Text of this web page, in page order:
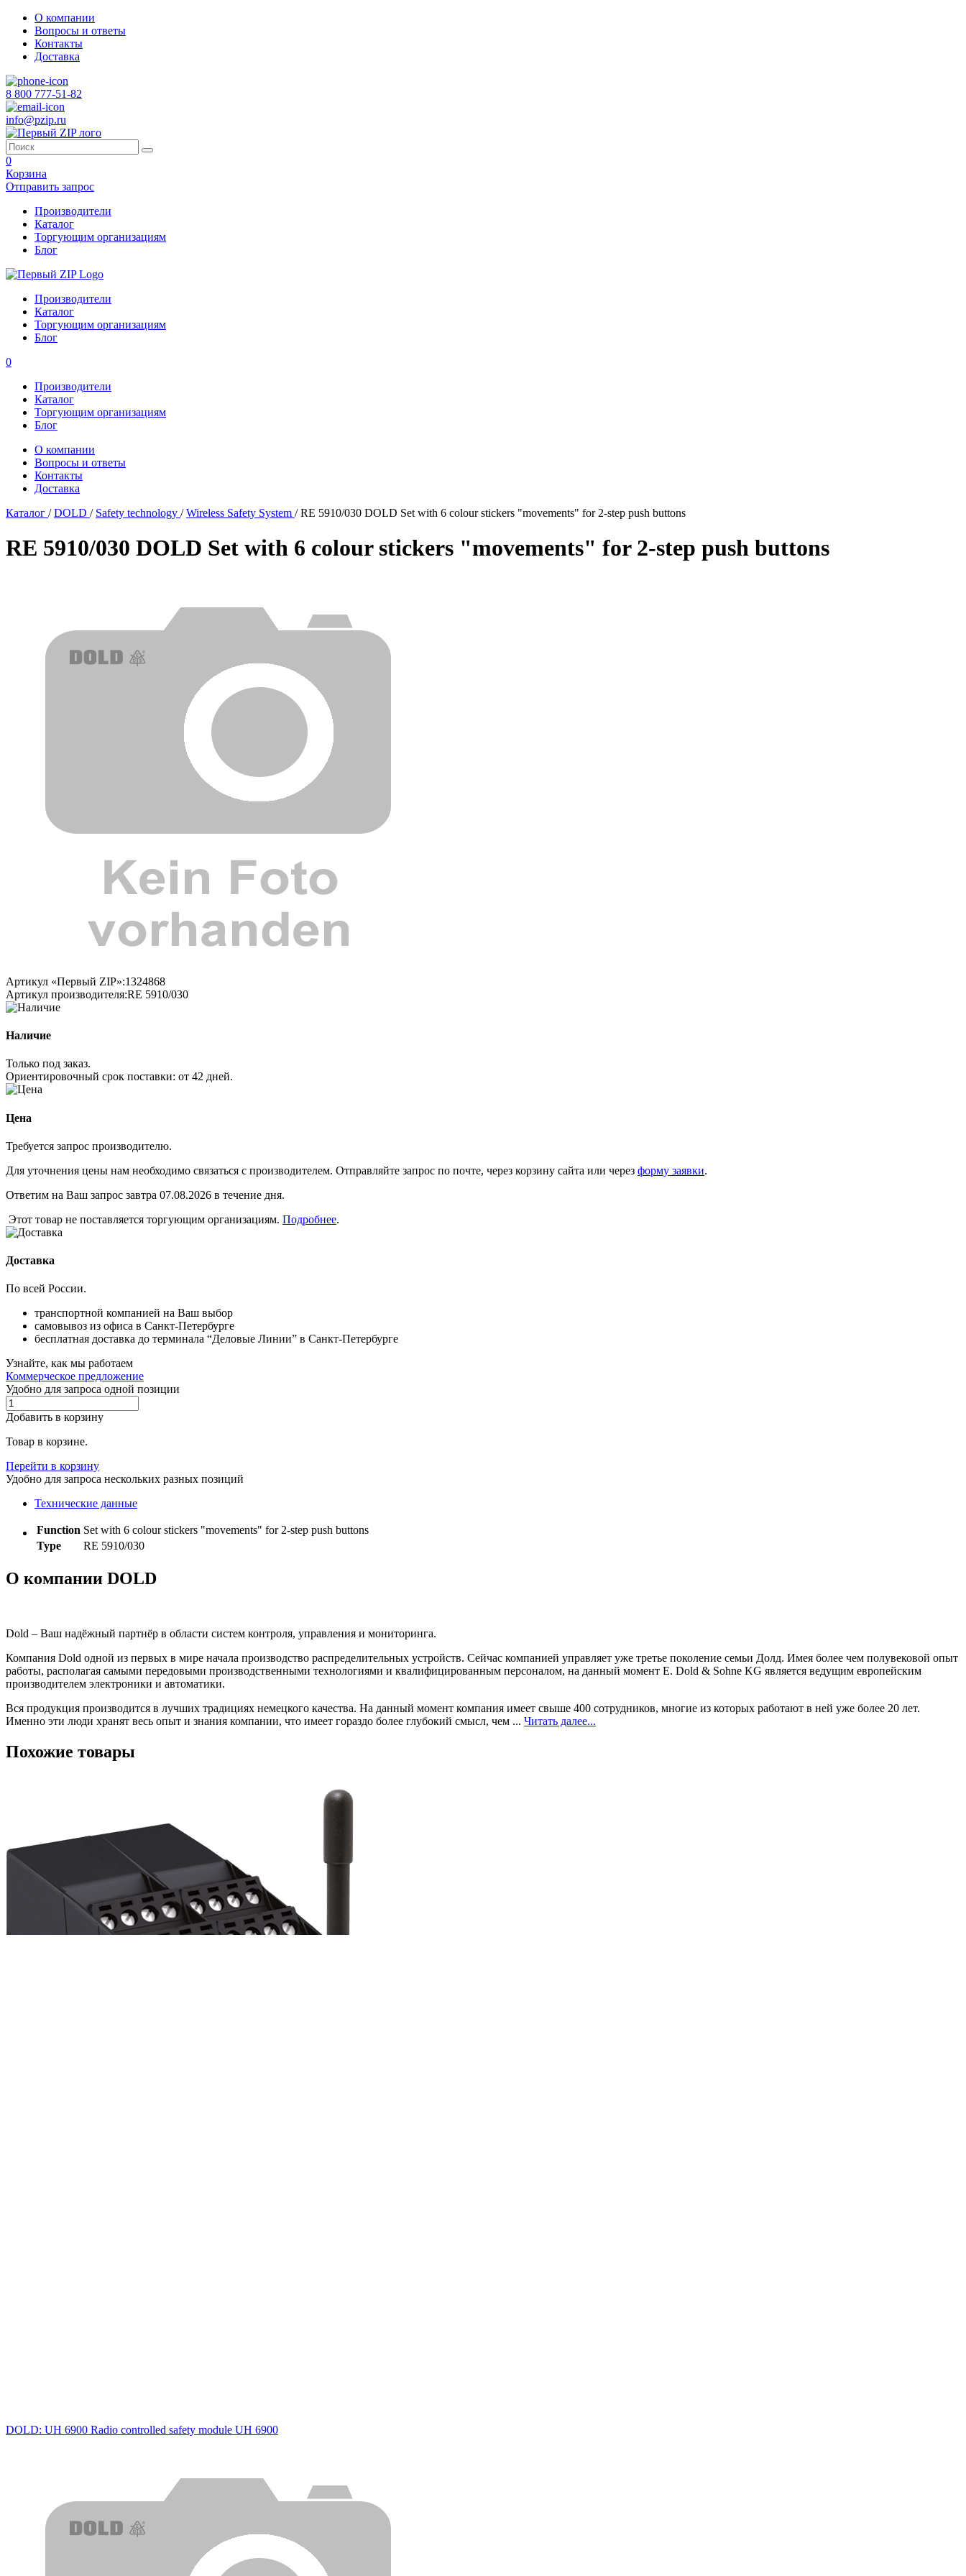
О компании
Вопросы и ответы
Контакты
Доставка
8 800 777-51-82
info@pzip.ru
0
Корзина
Отправить запрос
Производители
Каталог
Торгующим организациям
Блог
Производители
Каталог
Торгующим организациям
Блог
0
Производители
Каталог
Торгующим организациям
Блог
О компании
Вопросы и ответы
Контакты
Доставка
Каталог /DOLD / Safety technology /Wireless Safety System /RE 5910/030 DOLD Set with 6 colour stickers "movements" for 2-step push buttons
RE 5910/030 DOLD Set with 6 colour stickers "movements" for 2-step push buttons
Артикул «Первый ZIP»:1324868
Артикул производителя:RE 5910/030
Наличие
Только под заказ.
Ориентировочный срок поставки: от 42 дней.
Цена
Требуется запрос производителю.
Для уточнения цены нам необходимо связаться с производителем. Отправляйте запрос по почте, через корзину сайта или через форму заявки.
Ответим на Ваш запрос завтра 07.08.2026 в течение дня.
Этот товар не поставляется торгующим организациям. Подробнее.
Доставка
По всей России.
транспортной компанией на Ваш выбор
самовывоз из офиса в Санкт-Петербурге
бесплатная доставка до терминала “Деловые Линии” в Санкт-Петербурге
Узнайте, как мы работаем
Коммерческое предложение
Удобно для запроса одной позиции
Добавить в корзину
Товар в корзине.
Перейти в корзину
Удобно для запроса нескольких разных позиций
Технические данные
Function Set with 6 colour stickers "movements" for 2-step push buttons
Type
RE 5910/030
О компании DOLD
Dold – Ваш надёжный партнёр в области систем контроля, управления и мониторинга.
Компания Dold одной из первых в мире начала производство распределительных устройств. Сейчас компанией управляет уже третье поколение семьи Долд. Имея более чем полувековой опыт
работы, располагая самыми передовыми производственными технологиями и квалифицированным персоналом, на данный момент E. Dold & Sohne KG является ведущим европейским
производителем электроники и автоматики.
Вся продукция производится в лучших традициях немецкого качества. На данный момент компания имеет свыше 400 сотрудников, многие из которых работают в ней уже более 20 лет.
Именно эти люди хранят весь опыт и знания компании, что имеет гораздо более глубокий смысл, чем ... Читать далее...
Похожие товары
DOLD: UH 6900 Radio controlled safety module UH 6900